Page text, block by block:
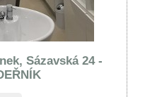
Sázavská 24 -